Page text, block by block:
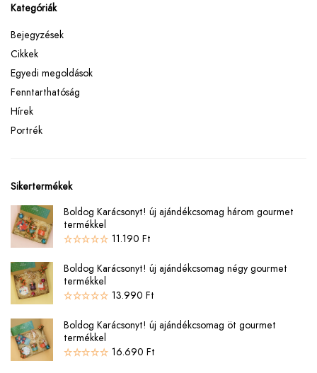
Kategóriák
Bejegyzések
Cikkek
Egyedi megoldások
Fenntarthatóság
Hírek
Portrék
Sikertermékek
Boldog Karácsonyt! új ajándékcsomag három gourmet
termékkel
11.190 Ft
Boldog Karácsonyt! új ajándékcsomag négy gourmet
termékkel
13.990 Ft
Boldog Karácsonyt! új ajándékcsomag öt gourmet
termékkel
16.690 Ft